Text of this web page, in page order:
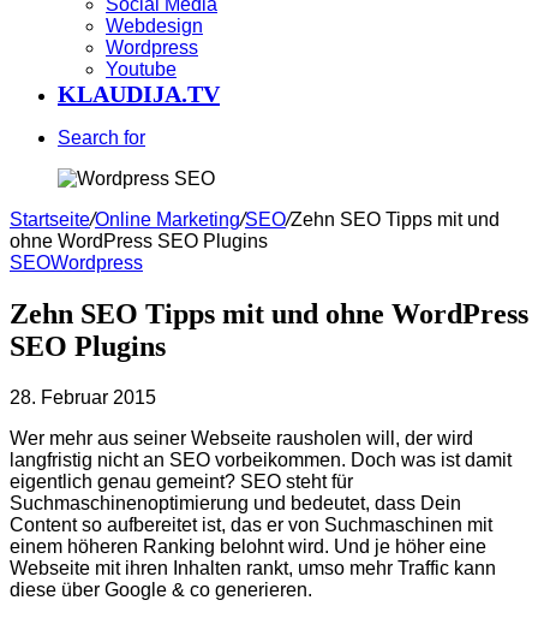
Social Media
Webdesign
Wordpress
Youtube
KLAUDIJA.TV
Search for
Startseite/Online Marketing/SEO/Zehn SEO Tipps mit und
ohne WordPress SEO Plugins
SEOWordpress
Zehn SEO Tipps mit und ohne WordPress
SEO Plugins
28. Februar 2015
Wer mehr aus seiner Webseite rausholen will, der wird
langfristig nicht an SEO vorbeikommen. Doch was ist damit
eigentlich genau gemeint? SEO steht für
Suchmaschinenoptimierung und bedeutet, dass Dein
Content so aufbereitet ist, das er von Suchmaschinen mit
einem höheren Ranking belohnt wird. Und je höher eine
Webseite mit ihren Inhalten rankt, umso mehr Traffic kann
diese über Google & co generieren.